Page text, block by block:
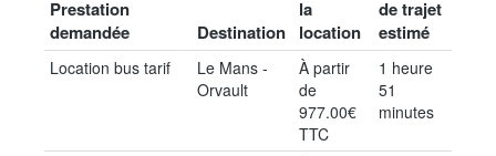
Prestation
demandée
Destination
la
location
de trajet
estimé
Location bus tarif
Le Mans -
Orvault
À partir
de
977.00€
TTC
1 heure
51
minutes